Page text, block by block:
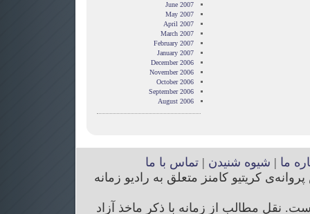
June 2007
May 2007
April 2007
March 2007
February 2007
January 2007
December 2006
November 2006
October 2006
September 2006
August 2006
ما | شیوه شنیدن |تماس با ما
کریتیو کامنز متعلق به رادیو زمانه
نقل مطالب از زمانه با ذکر ماخذ آزاد